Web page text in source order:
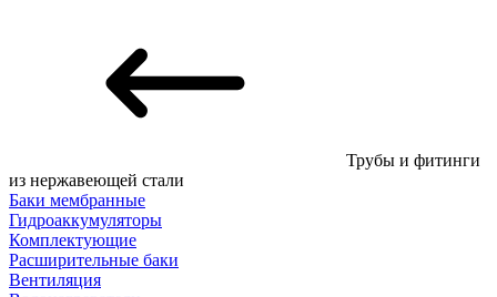
Трубы и фитинги
из нержавеющей стали
Баки мембранные
Гидроаккумуляторы
Комплектующие
Расширительные баки
Вентиляция